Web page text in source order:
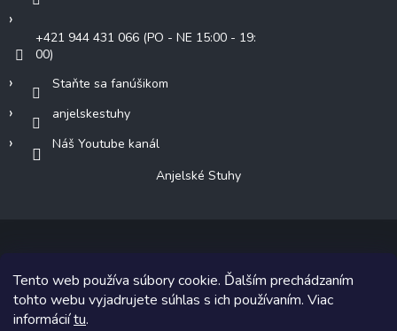
Tento web používa súbory cookie. Ďalším prechádzaním
tohto webu vyjadrujete súhlas s ich používaním. Viac
informáciítu.
+421 944 431 066 (PO - NE 15:00 - 19:
00)
Staňte sa fanúšikom
anjelskestuhy
Náš Youtube kanál
Anjelské Stuhy
Copyright 2026Anjelské Stuhy. Všetky práva vyhradené.
Grafický návrh vytvoril a na Shoptet implementoval